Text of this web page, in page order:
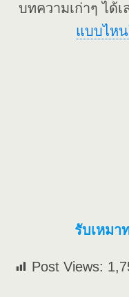
บทความเก่าๆ ได้
แบบไห
รับเหมา
Post Views: